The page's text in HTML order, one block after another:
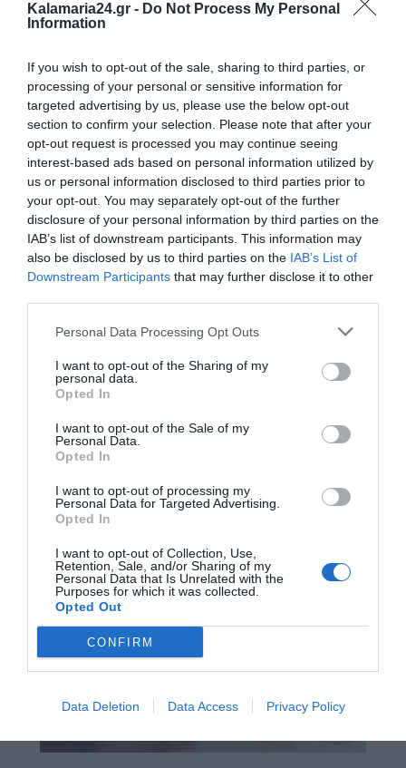
Kalamaria24.gr - Do Not Process My Personal
Information
If you wish to opt-out of the sale, sharing to third parties, or
processing of your personal or sensitive information for
targeted advertising by us, please use the below opt-out
section to confirm your selection. Please note that after your
opt-out request is processed you may continue seeing
interest-based ads based on personal information utilized by
us or personal information disclosed to third parties prior to
your opt-out. You may separately opt-out of the further
disclosure of your personal information by third parties on the
IAB’s list of downstream participants. This information may
also be disclosed by us to third parties on the IAB’s List of
Downstream Participants that may further disclose it to other
Personal Data Processing Opt Outs
I want to opt-out of the Sharing of my
personal data.
Opted In
I want to opt-out of the Sale of my
Personal Data.
Opted In
I want to opt-out of processing my
Personal Data for Targeted Advertising.
Opted In
I want to opt-out of Collection, Use,
Retention, Sale, and/or Sharing of my
Personal Data that Is Unrelated with the
Purposes for which it was collected.
Opted Out
CONFIRM
Data Deletion Data Access Privacy Policy